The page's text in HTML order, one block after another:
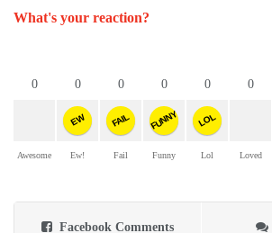
What's your reaction?
0
Awesome
0
EW
Ew!
0
FAIL
Fail
0
FUNNY
Funny
0
LOL
Lol
0
Loved
Facebook Comments